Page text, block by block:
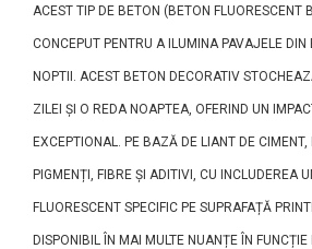
ACEST TIP DE BETON (BETON FLUORESCENT
CONCEPUT PENTRU A ILUMINA PAVAJELE DIN
NOPTII. ACEST BETON DECORATIV
ZILEI ȘI O REDA NOAPTEA, OFERIND UN
EXCEPTIONAL. PE BAZĂ DE LIANT DE CIMENT,
PIGMENȚI, FIBRE ȘI ADITIVI, CU INCLUDEREA
FLUORESCENT SPECIFIC PE SUPRAFAȚĂ
DISPONIBIL ÎN MAI MULTE NUANȚE ÎN FUNCȚIE